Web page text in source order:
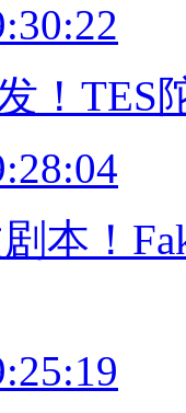
！TES
本！